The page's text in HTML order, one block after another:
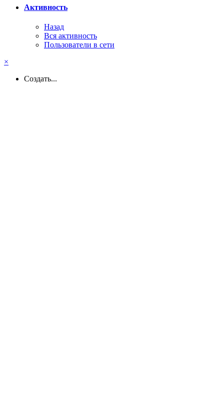
Активность
Назад
Вся активность
Пользователи в сети
×
Создать...